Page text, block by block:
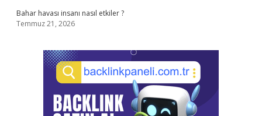
Bahar havası insanı nasıl etkiler ?
Temmuz 21, 2026